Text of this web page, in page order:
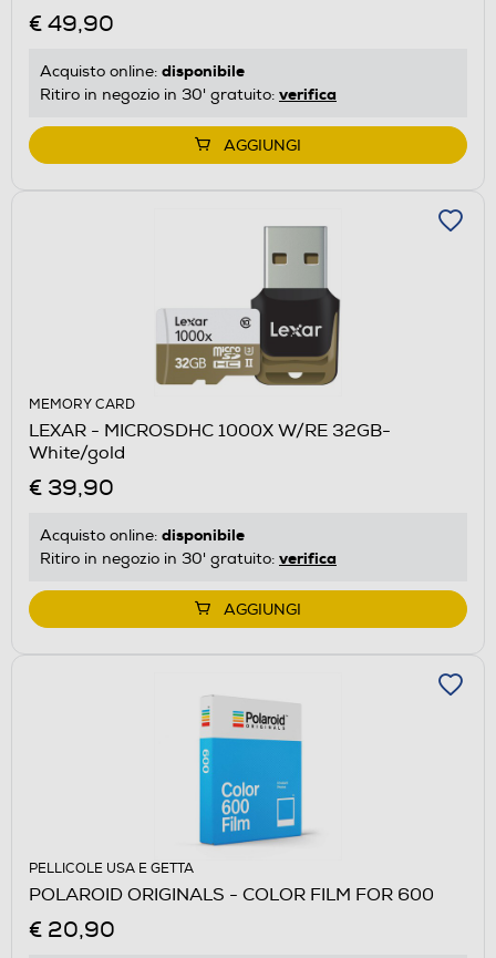
€ 49,90
Acquisto online: disponibile
Ritiro in negozio in 30' gratuito: verifica
AGGIUNGI
MEMORY CARD
LEXAR - MICROSDHC 1000X W/RE 32GB-
White/gold
€ 39,90
Acquisto online: disponibile
Ritiro in negozio in 30' gratuito: verifica
AGGIUNGI
PELLICOLE USA E GETTA
POLAROID ORIGINALS - COLOR FILM FOR 600
€ 20,90